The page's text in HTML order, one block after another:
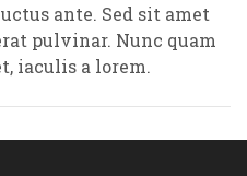
ante. Sed sit amet
pulvinar. Nunc quam
iaculis a lorem.